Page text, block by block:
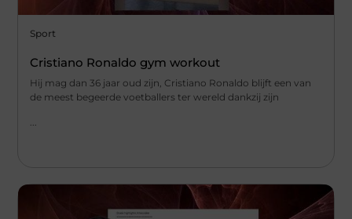
Sport
Cristiano Ronaldo gym workout
Hij mag dan 36 jaar oud zijn, Cristiano Ronaldo blijft een van
de meest begeerde voetballers ter wereld dankzij zijn
...